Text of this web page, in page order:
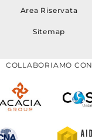
Area Riservata
Sitemap
COLLABORIAMO CON